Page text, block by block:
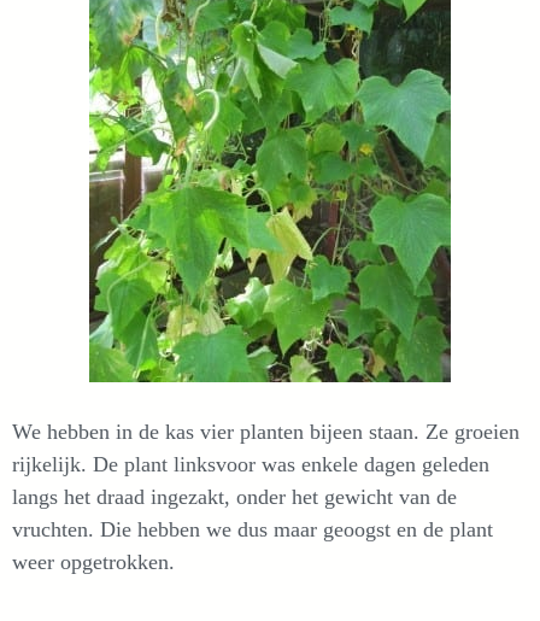
We hebben in de kas vier planten bijeen staan. Ze groeien
rijkelijk. De plant linksvoor was enkele dagen geleden
langs het draad ingezakt, onder het gewicht van de
vruchten. Die hebben we dus maar geoogst en de plant
weer opgetrokken.